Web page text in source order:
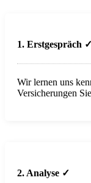
1. Erstgespräch ✓
Wir lernen uns
Versicherungen
2. Analyse ✓